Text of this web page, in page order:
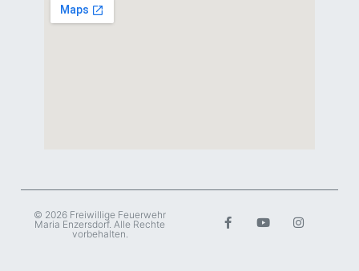
© 2026 Freiwillige Feuerwehr
Maria Enzersdorf. Alle Rechte
vorbehalten.